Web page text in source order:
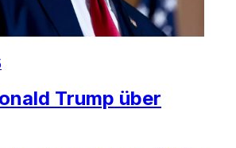
Trump über